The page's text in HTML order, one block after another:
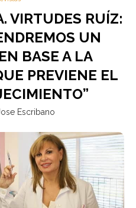
VIRTUDES RUÍZ:
UN
BASE A LA
PREVIENE EL
Escribano